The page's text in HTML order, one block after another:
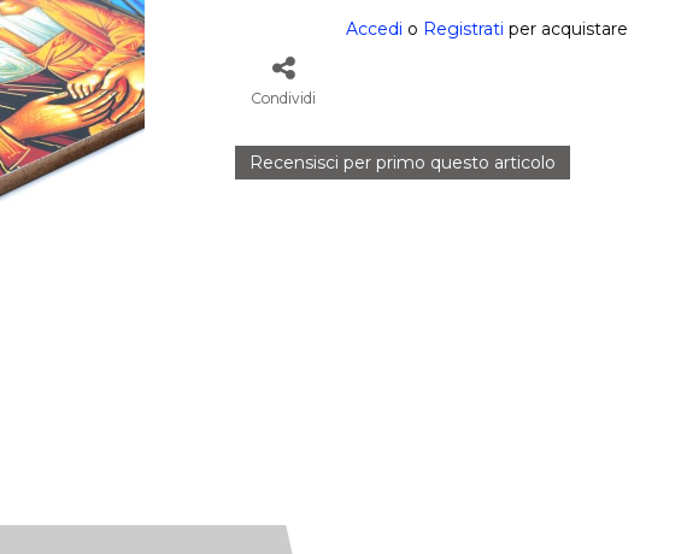
Accedi o Registrati per acquistare
Condividi
Recensisci per primo questo articolo